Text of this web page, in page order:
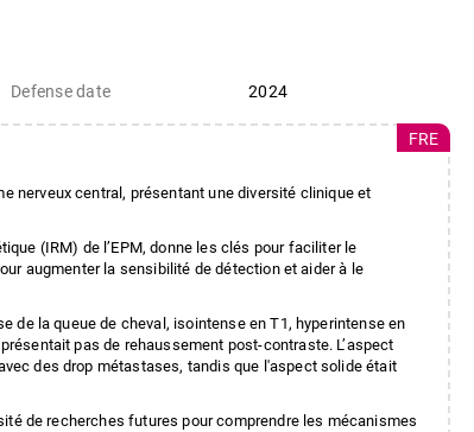
Defense date 2024
nerveux central, présentant une diversité clinique et
(IRM) de l’EPM, donne les clés pour faciliter le
augmenter la sensibilité de détection et aider à le
de la queue de cheval, isointense en T1, hyperintense en
pas de rehaussement post-contraste. L’aspect
des drop métastases, tandis que l'aspect solide était
de recherches futures pour comprendre les mécanismes
FRE